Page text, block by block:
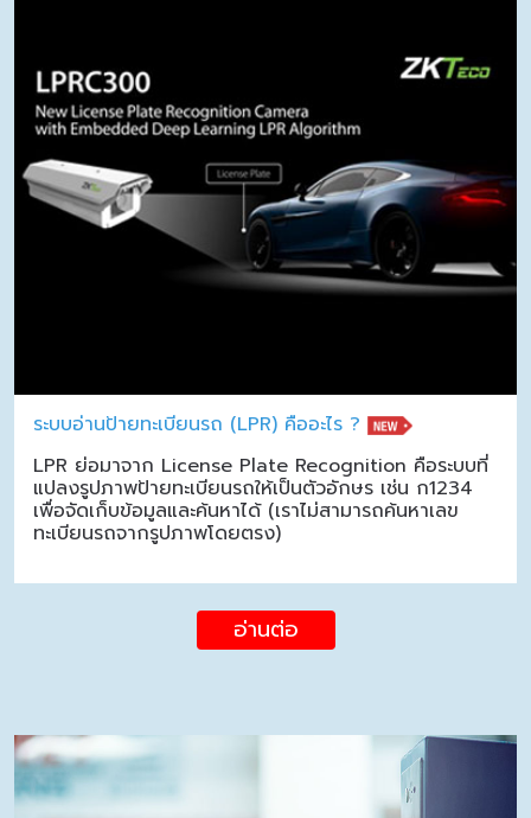
ระบบอ่านป้ายทะเบียนรถ (LPR) คืออะไร ?
LPR ย่อมาจาก License Plate Recognition คือระบบที่
แปลงรูปภาพป้ายทะเบียนรถให้เป็นตัวอักษร เช่น ก1234
เพื่อจัดเก็บข้อมูลและค้นหาได้ (เราไม่สามารถค้นหาเลข
ทะเบียนรถจากรูปภาพโดยตรง)
อ่านต่อ